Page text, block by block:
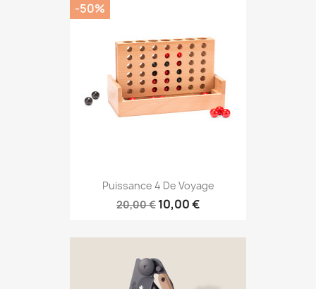
Puissance 4 De Voyage
20,00 € 10,00 €
-50%